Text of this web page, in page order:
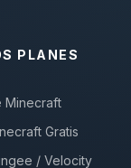
PLANES
Minecraft
Gratis
/ Velocity